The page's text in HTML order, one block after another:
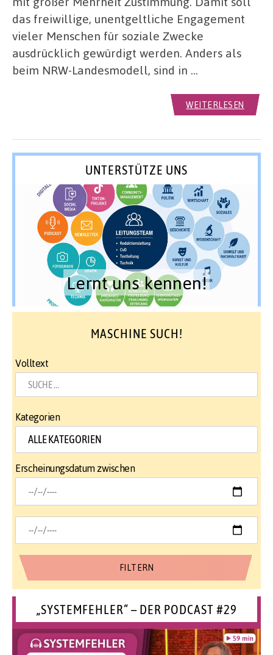
das freiwillige, unentgeltliche Engagement
vieler Menschen für soziale Zwecke
ausdrücklich gewürdigt werden. Anders als
beim NRW-Landesmodell, sind in …
WEITERLESEN
UNTERSTÜTZE UNS
Lernt uns kennen!
MASCHINE SUCH!
Volltext
Kategorien
Erscheinungsdatum zwischen
„SYSTEMFEHLER“ – DER PODCAST #29